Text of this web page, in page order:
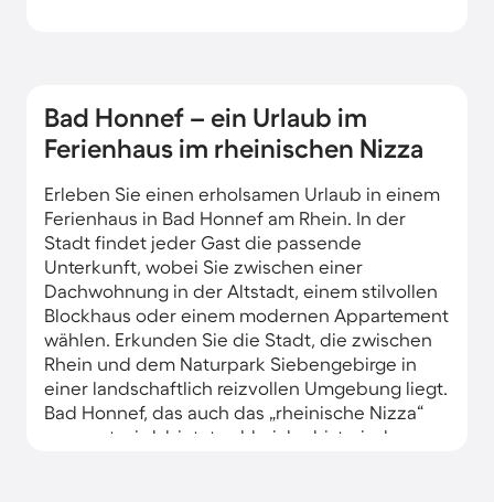
Bad Honnef – ein Urlaub im
Ferienhaus im rheinischen Nizza
Erleben Sie einen erholsamen Urlaub in einem
Ferienhaus in Bad Honnef am Rhein. In der
Stadt findet jeder Gast die passende
Unterkunft, wobei Sie zwischen einer
Dachwohnung in der Altstadt, einem stilvollen
Blockhaus oder einem modernen Appartement
wählen. Erkunden Sie die Stadt, die zwischen
Rhein und dem Naturpark Siebengebirge in
einer landschaftlich reizvollen Umgebung liegt.
Bad Honnef, das auch das „rheinische Nizza“
genannt wird, bietet zahlreiche historische